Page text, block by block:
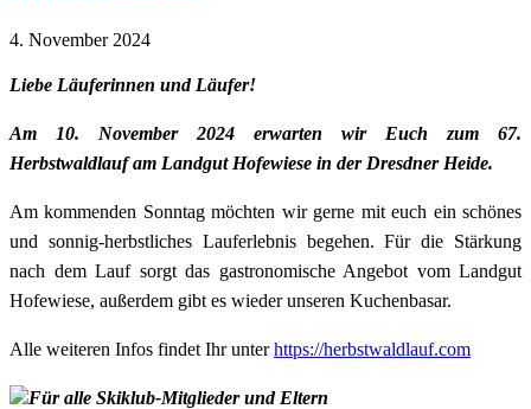
4. November 2024
Liebe Läuferinnen und Läufer!
Am 10. November 2024 erwarten wir Euch zum 67.
Herbstwaldlauf am Landgut Hofewiese in der Dresdner Heide.
Am kommenden Sonntag möchten wir gerne mit euch ein schönes
und sonnig-herbstliches Lauferlebnis begehen. Für die Stärkung
nach dem Lauf sorgt das gastronomische Angebot vom Landgut
Hofewiese, außerdem gibt es wieder unseren Kuchenbasar.
Alle weiteren Infos findet Ihr unterhttps://herbstwaldlauf.com
Für alle Skiklub-Mitglieder und Eltern